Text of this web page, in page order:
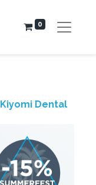
0
Dental